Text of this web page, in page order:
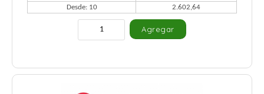
Desde: 10
2.602,64